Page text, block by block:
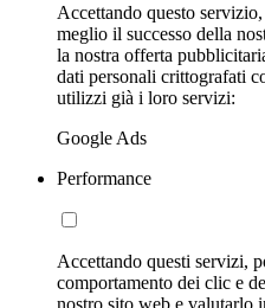
Accettando questo
meglio il successo della
la nostra offerta
dati personali crittografati
utilizzi già i loro servizi:
Google Ads
Performance
Accettando questi servizi,
comportamento dei clic e
nostro sito web e valutarlo